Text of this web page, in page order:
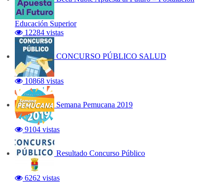
Educación Superior
12284 vistas
CONCURSO PÚBLICO SALUD
10868 vistas
Semana Pemucana 2019
9104 vistas
Resultado Concurso Público
6262 vistas